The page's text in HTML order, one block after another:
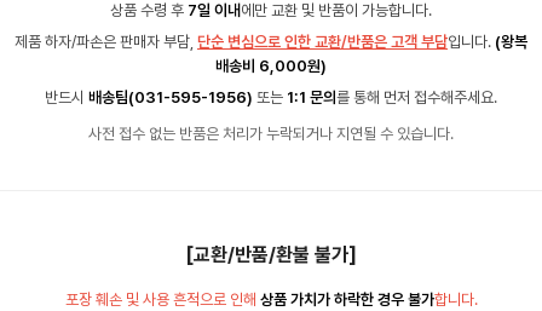
상품 수령 후 7일 이내 에만 교환 및 반품이 가능합니다.
제품 하자/파손은 판매자 부담, 단순 변심으로 인한 교환/반품은 고객 부담입니다. (왕복
배송비 6,000원)
반드시 배송팀(031-595-1956) 또는 1:1 문의 를 통해 먼저 접수해주세요.
사전 접수 없는 반품은 처리가 누락되거나 지연될 수 있습니다.
[교환/반품/환불 불가]
포장 훼손 및 사용 흔적으로 인해 상품 가치가 하락한 경우 불가합니다.